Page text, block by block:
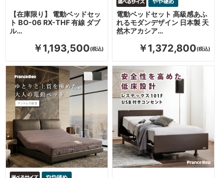
【在庫限り】 電動ベッドセッ
ト BO-06 RX-THF 有線 ダブ
ル…
￥1,193,500
電動ベッドセット 高級感あふ
れるモダンデザイン 日本製 天
然木アカシア…
￥1,372,800